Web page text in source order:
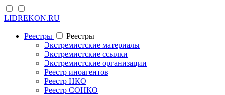
LIDREKON.RU
Реестры
Реестры
Экстремистские материалы
Экстремистские ссылки
Экстремистские организации
Реестр иноагентов
Реестр НКО
Реестр СОНКО